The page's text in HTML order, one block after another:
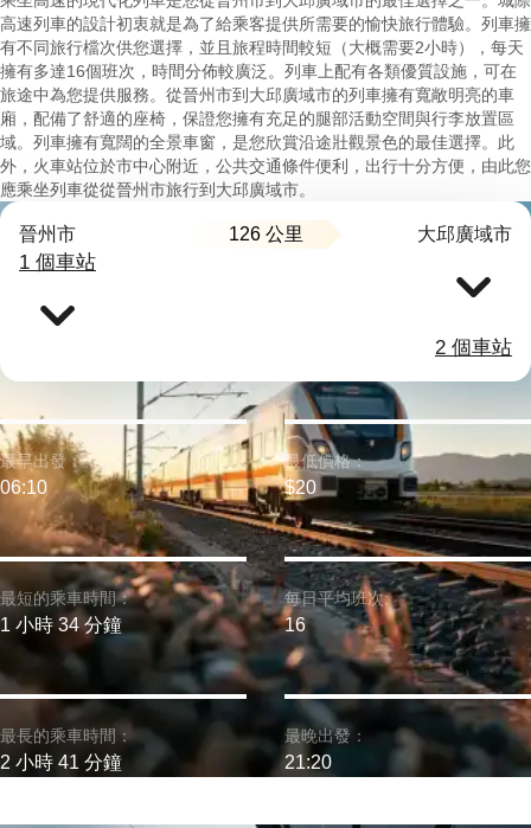
高速列車的設計初衷就是為了給乘客提供所需要的愉快旅行體驗。列車擁
有不同旅行檔次供您選擇，並且旅程時間較短（大概需要2小時），每天
擁有多達16個班次，時間分佈較廣泛。列車上配有各類優質設施，可在
旅途中為您提供服務。從晉州市到大邱廣域市的列車擁有寬敞明亮的車
廂，配備了舒適的座椅，保證您擁有充足的腿部活動空間與行李放置區
域。列車擁有寬闊的全景車窗，是您欣賞沿途壯觀景色的最佳選擇。此
外，火車站位於市中心附近，公共交通條件便利，出行十分方便，由此您
應乘坐列車從從晉州市旅行到大邱廣域市。
晉州市 126 公里 大邱廣域市
1 個車站
2 個車站
最短的乘車時間：
1 小時 34 分鐘
最早出發：
06:10
最長的乘車時間：
2 小時 41 分鐘
最低價格：
$20
每日平均班次:
16
最晚出發：
21:20